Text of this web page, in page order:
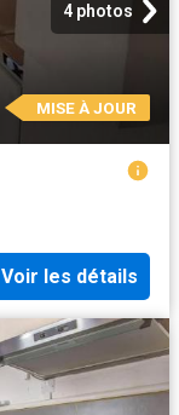
4 photos
MISE À JOUR
Voir les détails